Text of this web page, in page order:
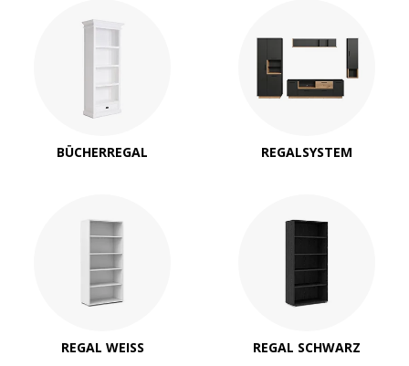
BÜCHERREGAL REGALSYSTEM
REGAL WEISS REGAL SCHWARZ